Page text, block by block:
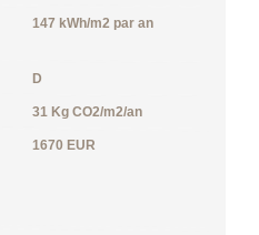
147 kWh/m2 par an
D
31 Kg CO2/m2/an
1670 EUR